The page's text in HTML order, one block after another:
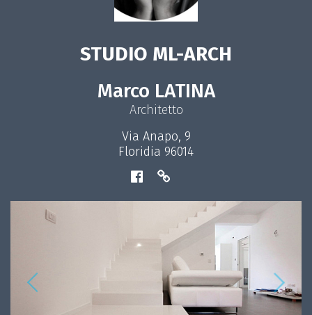
STUDIO ML-ARCH
Marco LATINA
Architetto
Via Anapo, 9
Floridia 96014